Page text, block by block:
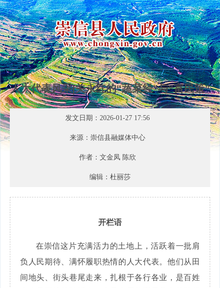
人大代表风采|关永红的“蔬菜经”与“富民策”
发文日期：2026-01-27 17:56
来源：崇信县融媒体中心
作者：文金凤 陈欣
编辑：杜丽莎
开栏语
在崇信这片充满活力的土地上，活跃着一批肩
负人民期待、满怀履职热情的人大代表。他们从田
间地头、街头巷尾走来，扎根于各行各业，是百姓